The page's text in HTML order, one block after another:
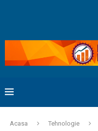
Acasa Tehnologie